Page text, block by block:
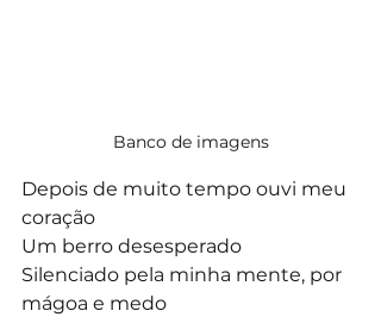
Banco de imagens
Depois de muito tempo ouvi meu
coração
Um berro desesperado
Silenciado pela minha mente, por
mágoa e medo